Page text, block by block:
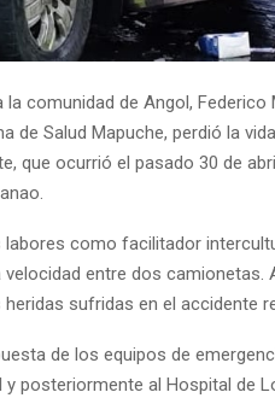
comunidad de Angol, Federico
de Salud Mapuche, perdió la
que ocurrió el pasado 30 de
como facilitador
entre dos camionetas.
sufridas en el accidente
de los equipos de
posteriormente al Hospital de